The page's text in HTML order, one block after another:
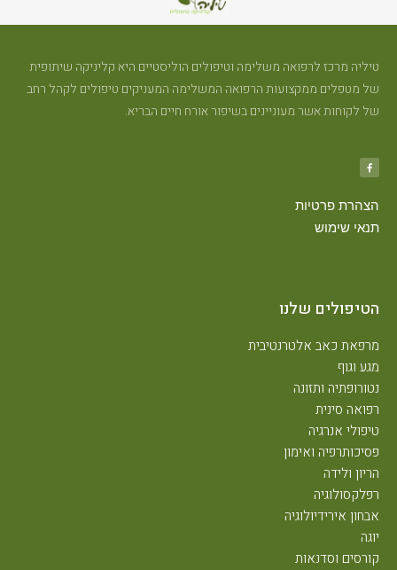
טיליה מרכז לרפואה משלימה וטיפולים הוליסטיים היא קליניקה שיתופית
של מטפלים ממקצועות הרפואה המשלימה המעניקים טיפולים לקהל רחב
של לקוחות אשר מעוניינים בשיפור אורח חיים הבריא.
הצהרת פרטיות
תנאי שימוש
הטיפולים שלנו
מרפאת כאב אלטרנטיבית
מגע וגוף
נטורופתיה ותזונה
רפואה סינית
טיפולי אנרגיה
פסיכותרפיה ואימון
הריון ולידה
רפלקסולוגיה
אבחון אירידיולוגיה
יוגה
קורסים וסדנאות